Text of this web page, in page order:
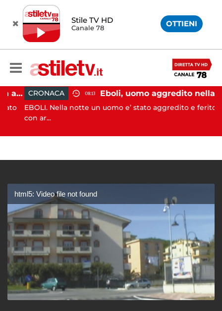
Stile TV HD
Canale 78 OTTIENI
Pontecagnano, incidente in autostrada: 5 giovani feriti CRONACA 08:13 Eboli, uomo aggredito nella notte: indagini in corso
EBOLI. Nella notte un uomo e’ stato aggredito e ferito
con ar...
html5: Video file not found